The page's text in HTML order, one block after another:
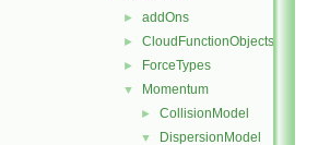
► addOns
► CloudFunctionObjects
► ForceTypes
▼ Momentum
► CollisionModel
▼ DispersionModel